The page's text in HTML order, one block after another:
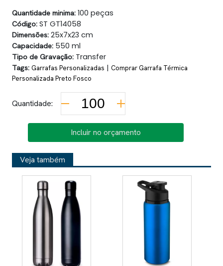
Quantidade minima: 100 peças
Código: ST GT14058
Dimensões: 25x7x23 cm
Capacidade: 550 ml
Tipo de Gravação: Transfer
Tags: Garrafas Personalizadas | Comprar Garrafa Térmica
Personalizada Preto Fosco
Quantidade:
Incluir no orçamento
Veja também